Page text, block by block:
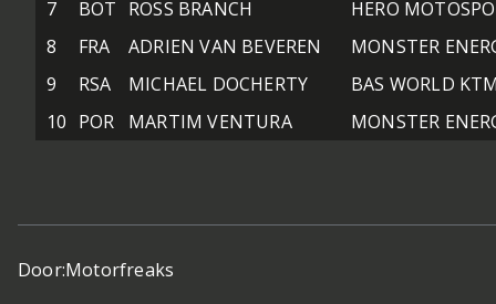
7 BOT ROSS BRANCH
HERO
8
FRA ADRIEN VAN BEVEREN
MONSTER
9
RSA MICHAEL DOCHERTY
BAS WORLD
10 POR MARTIM VENTURA MONSTER
Door:Motorfreaks